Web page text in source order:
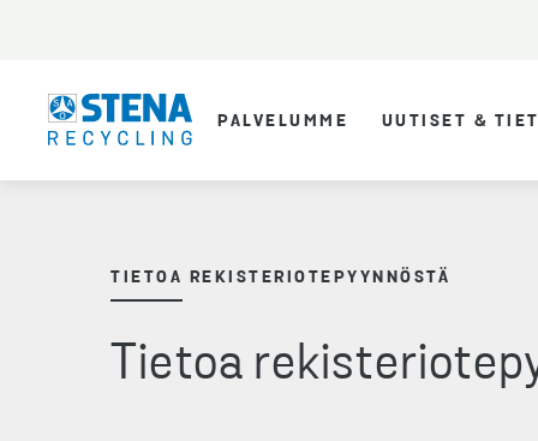
PALVELUMME UUTISET &
TIETOA REKISTERIOTEPYYNNÖSTÄ
Tietoa